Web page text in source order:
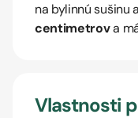
na bylinnú sušinu
centimetrova
Vlastnosti